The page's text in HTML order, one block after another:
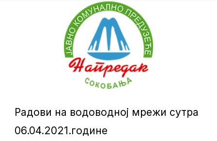
Радови на водоводној мрежи сутра
06.04.2021.године